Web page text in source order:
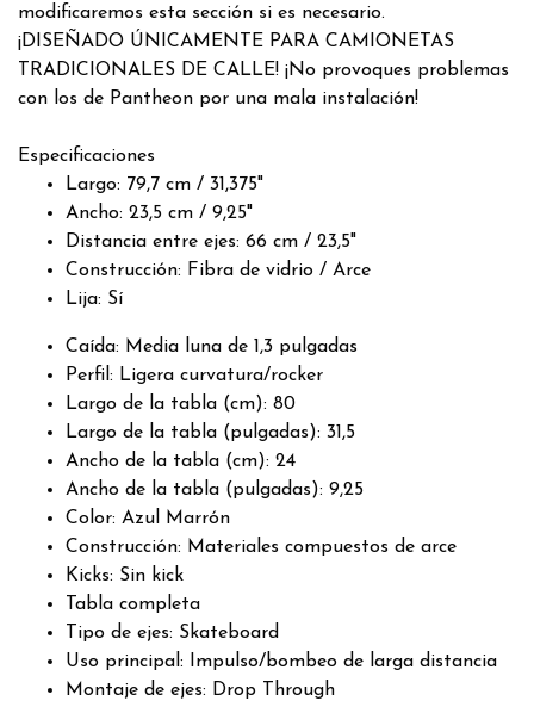
modificaremos esta sección si es necesario.
¡DISEÑADO ÚNICAMENTE PARA CAMIONETAS
TRADICIONALES DE CALLE! ¡No provoques problemas
con los de Pantheon por una mala instalación!
Especificaciones
Largo: 79,7 cm / 31,375"
Ancho: 23,5 cm / 9,25"
Distancia entre ejes: 66 cm / 23,5"
Construcción: Fibra de vidrio / Arce
Lija: Sí
Caída: Media luna de 1,3 pulgadas
Perfil: Ligera curvatura/rocker
Largo de la tabla (cm): 80
Largo de la tabla (pulgadas): 31,5
Ancho de la tabla (cm): 24
Ancho de la tabla (pulgadas): 9,25
Color: Azul Marrón
Construcción: Materiales compuestos de arce
Kicks: Sin kick
Tabla completa
Tipo de ejes: Skateboard
Uso principal: Impulso/bombeo de larga distancia
Montaje de ejes: Drop Through